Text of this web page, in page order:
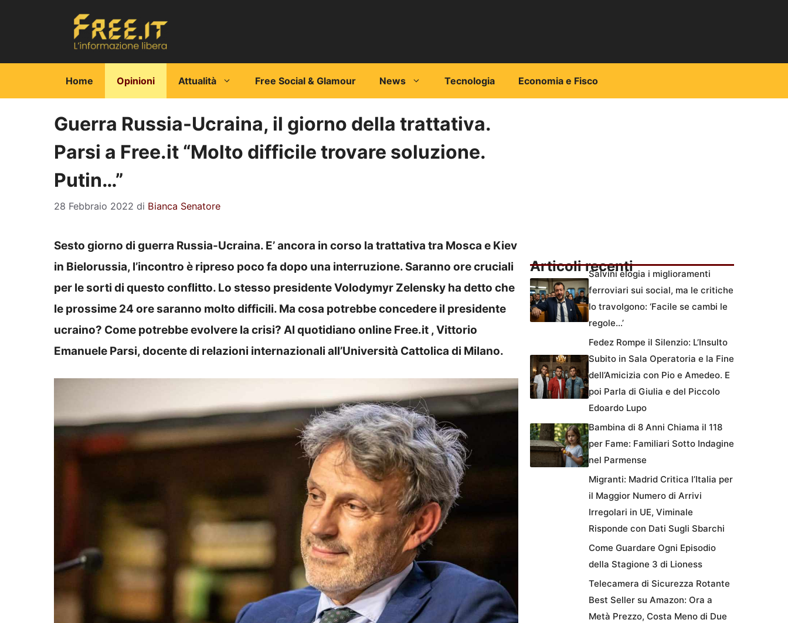
Home Opinioni Attualità Free Social & Glamour News Tecnologia Economia e Fisco
Guerra Russia-Ucraina, il giorno della trattativa.
Parsi a Free.it “Molto difficile trovare soluzione.
Putin…”
28 Febbraio 2022 di Bianca Senatore
Sesto giorno di guerra Russia-Ucraina. E’ ancora in corso la trattativa tra Mosca e Kiev
in Bielorussia, l’incontro è ripreso poco fa dopo una interruzione. Saranno ore cruciali
per le sorti di questo conflitto. Lo stesso presidente Volodymyr Zelensky ha detto che
le prossime 24 ore saranno molto difficili. Ma cosa potrebbe concedere il presidente
ucraino? Come potrebbe evolvere la crisi? Al quotidiano online Free.it , Vittorio
Emanuele Parsi, docente di relazioni internazionali all’Università Cattolica di Milano.
Articoli recentiSalvini elogia i miglioramenti
ferroviari sui social, ma le critiche
lo travolgono: ‘Facile se cambi le
regole…’
Fedez Rompe il Silenzio: L’Insulto
Subito in Sala Operatoria e la Fine
dell’Amicizia con Pio e Amedeo. E
poi Parla di Giulia e del Piccolo
Edoardo Lupo
Bambina di 8 Anni Chiama il 118
per Fame: Familiari Sotto Indagine
nel Parmense
Migranti: Madrid Critica l’Italia per
il Maggior Numero di Arrivi
Irregolari in UE, Viminale
Risponde con Dati Sugli Sbarchi
Come Guardare Ogni Episodio
della Stagione 3 di Lioness
Telecamera di Sicurezza Rotante
Best Seller su Amazon: Ora a
Metà Prezzo, Costa Meno di Due